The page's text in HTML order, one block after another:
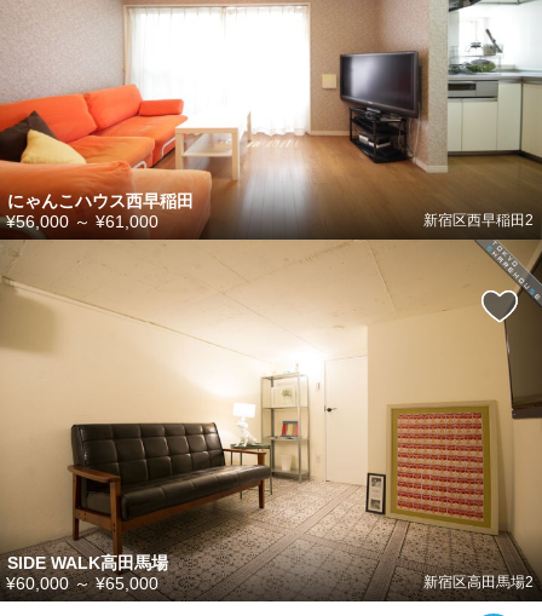
にゃんこハウス西早稲田
新宿区西早稲田2
¥56,000～ ¥61,000
SIDE WALK高田馬場
新宿区高田馬場2
¥60,000～¥65,000